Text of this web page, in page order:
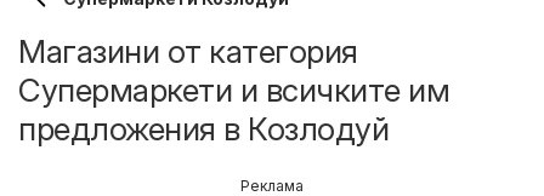
Магазини от категория
Супермаркети и всичките им
предложения в Козлодуй
Реклама